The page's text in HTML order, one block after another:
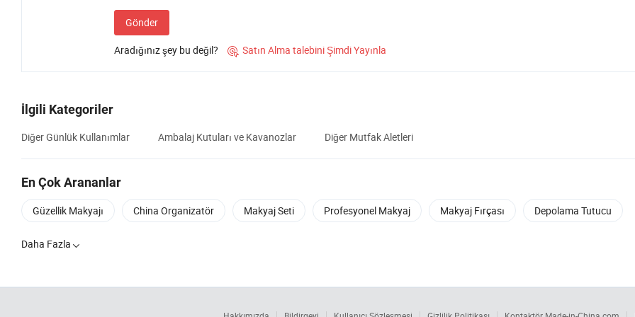
Gönder
Aradığınız şey bu değil?  Satın Alma talebini Şimdi Yayınla
İlgili Kategoriler
Diğer Günlük Kullanımlar Ambalaj Kutuları ve Kavanozlar Diğer Mutfak Aletleri
En Çok Arananlar
Güzellik Makyajı China Organizatör Makyaj Seti Profesyonel Makyaj Makyaj Fırçası Depolama Tutucu
Daha Fazla 